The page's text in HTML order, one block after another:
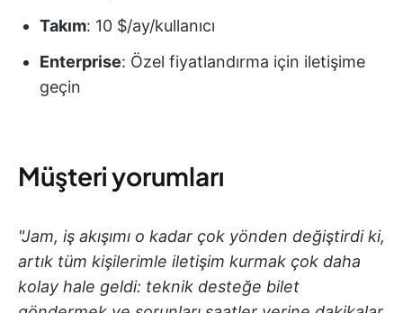
Takım: 10 $/ay/kullanıcı
Enterprise: Özel fiyatlandırma için iletişime
geçin
Müşteri yorumları
"Jam, iş akışımı o kadar çok yönden değiştirdi ki,
artık tüm kişilerimle iletişim kurmak çok daha
kolay hale geldi: teknik desteğe bilet